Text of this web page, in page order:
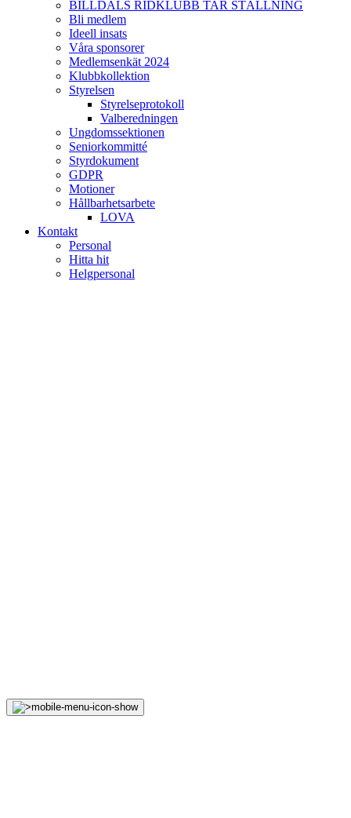
BILLDALS RIDKLUBB TAR STÄLLNING
Bli medlem
Ideell insats
Våra sponsorer
Medlemsenkät 2024
Klubbkollektion
Styrelsen
Styrelseprotokoll
Valberedningen
Ungdomssektionen
Seniorkommitté
Styrdokument
GDPR
Motioner
Hållbarhetsarbete
LOVA
Kontakt
Personal
Hitta hit
Helgpersonal